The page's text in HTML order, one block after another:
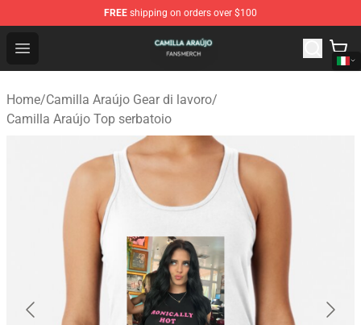
FREE shipping on orders over $100
Open menu
Camilla Araújo Shop - Official Camilla Araújo
Home/Camilla Araújo Gear di lavoro/
Camilla Araújo Top serbatoio